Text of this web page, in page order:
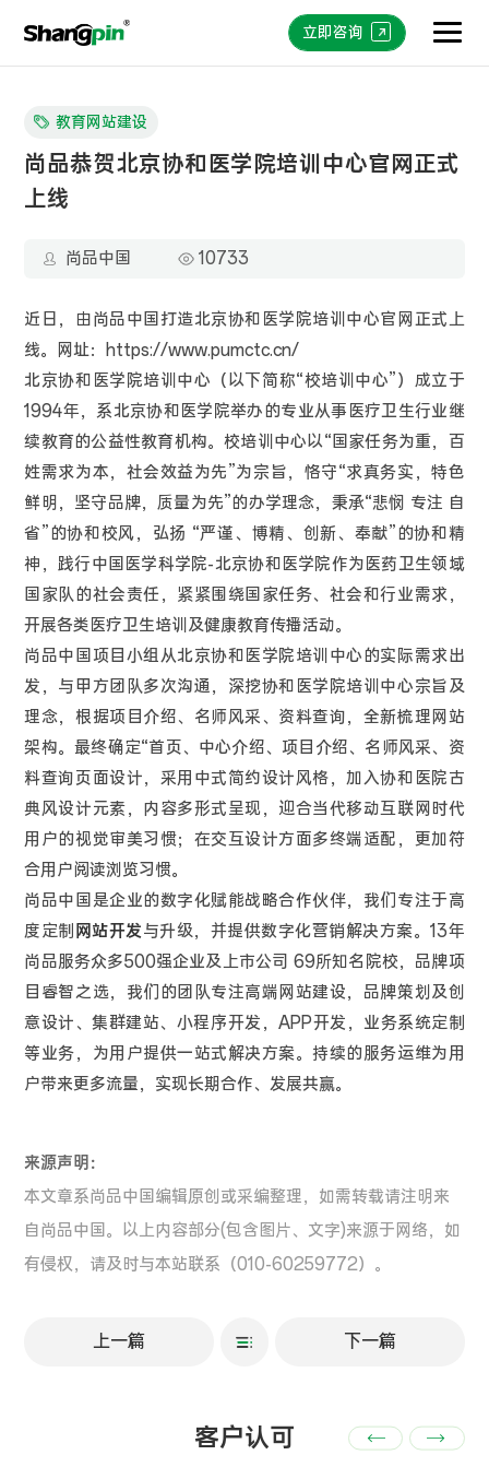
立即咨询
教育网站建设
尚品恭贺北京协和医学院培训中心官网正式
上线
尚品中国 10733
近日，由尚品中国打造北京协和医学院培训中心官网正式上
线。网址：https://www.pumctc.cn/
北京协和医学院培训中心（以下简称“校培训中心”）成立于
1994年，系北京协和医学院举办的专业从事医疗卫生行业继
续教育的公益性教育机构。校培训中心以“国家任务为重，百
姓需求为本，社会效益为先”为宗旨，恪守“求真务实，特色
鲜明，坚守品牌，质量为先”的办学理念，秉承“悲悯 专注 自
省”的协和校风，弘扬 “严谨、博精、创新、奉献”的协和精
神，践行中国医学科学院-北京协和医学院作为医药卫生领域
国家队的社会责任，紧紧围绕国家任务、社会和行业需求，
开展各类医疗卫生培训及健康教育传播活动。
尚品中国项目小组从北京协和医学院培训中心的实际需求出
发，与甲方团队多次沟通，深挖协和医学院培训中心宗旨及
理念，根据项目介绍、名师风采、资料查询，全新梳理网站
架构。最终确定“首页、中心介绍、项目介绍、名师风采、资
料查询页面设计，采用中式简约设计风格，加入协和医院古
典风设计元素，内容多形式呈现，迎合当代移动互联网时代
用户的视觉审美习惯；在交互设计方面多终端适配，更加符
合用户阅读浏览习惯。
尚品中国是企业的数字化赋能战略合作伙伴，我们专注于高
度定制 网站开发与升级，并提供数字化营销解决方案。13年
尚品服务众多500强企业及上市公司 69所知名院校，品牌项
目睿智之选，我们的团队专注高端网站建设，品牌策划及创
意设计、集群建站、小程序开发，APP开发，业务系统定制
等业务，为用户提供一站式解决方案。持续的服务运维为用
户带来更多流量，实现长期合作、发展共赢。
来源声明：
本文章系尚品中国编辑原创或采编整理，如需转载请注明来
自尚品中国。以上内容部分(包含图片、文字)来源于网络，如
有侵权，请及时与本站联系（010-60259772）。
上一篇 下一篇
客户认可